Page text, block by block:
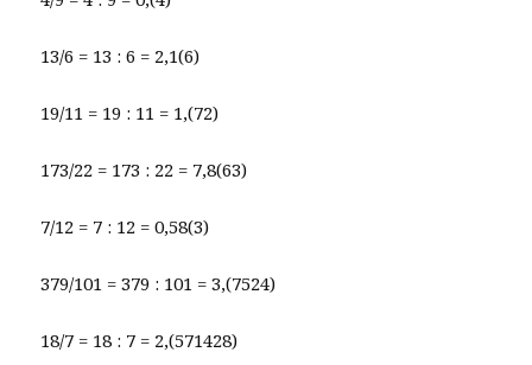
13/6 = 13 : 6 = 2,1(6)
19/11 = 19 : 11 = 1,(72)
173/22 = 173 : 22 = 7,8(63)
7/12 = 7 : 12 = 0,58(3)
379/101 = 379 : 101 = 3,(7524)
18/7 = 18 : 7 = 2,(571428)